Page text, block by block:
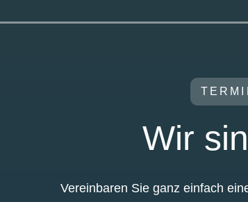
Wir
Vereinbaren Sie ganz einfach